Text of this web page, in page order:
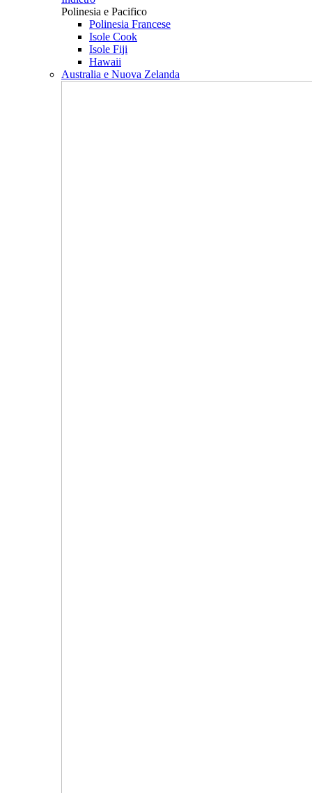
Polinesia e Pacifico
Polinesia Francese
Isole Cook
Isole Fiji
Hawaii
Australia e Nuova Zelanda